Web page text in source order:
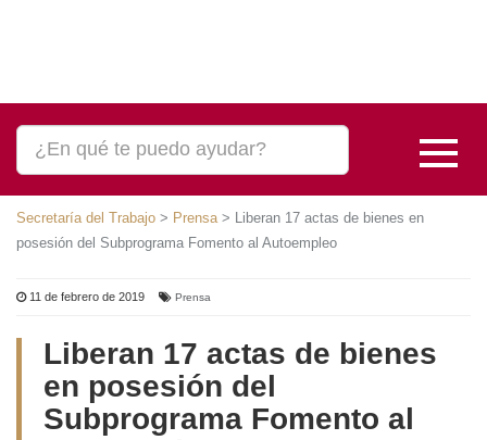
Secretaría del Trabajo>Prensa>Liberan 17 actas de bienes en posesión
del Subprograma Fomento al Autoempleo
11 de febrero de 2019 Prensa
Liberan 17 actas de bienes en
posesión del Subprograma
Fomento al Autoempleo